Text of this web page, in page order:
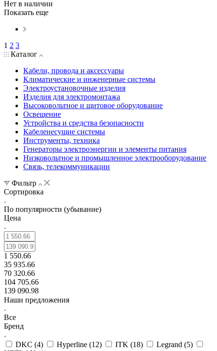
Нет в наличии
Показать еще
1 2 3
Каталог
Кабели, провода и аксессуары
Климатические и инженерные системы
Электроустановочные изделия
Изделия для электромонтажа
Высоковольтное и щитовое оборудование
Освещение
Устройства и средства безопасности
Кабеленесущие системы
Инструменты, техника
Генераторы электроэнергии и элементы питания
Низковольтное и промышленное электрооборудование
Связь, телекоммуникации
Фильтр
Сортировка
По популярности (убывание)
Цена
1 550.66
35 935.66
70 320.66
104 705.66
139 090.98
Наши предложения
Все
Бренд
DKC (4) Hyperline (12) ITK (18) Legrand (5)